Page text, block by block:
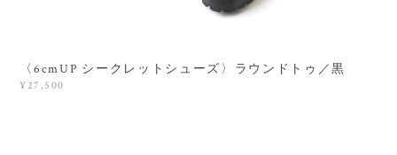
〈6cmUP シークレットシューズ〉ラウンドトゥ／黒
¥27,500